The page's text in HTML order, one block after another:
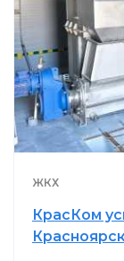
ЖКХ
КрасКом